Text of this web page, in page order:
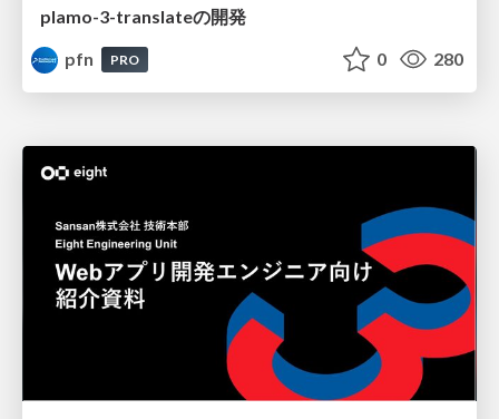
plamo-3-translateの開発
pfn
PRO 0 280